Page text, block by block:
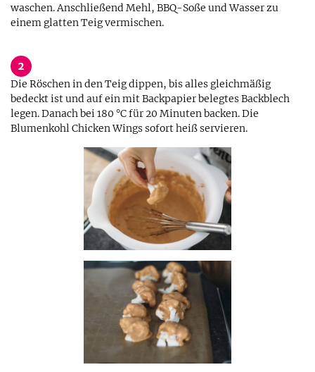
waschen. Anschließend Mehl, BBQ-Soße und Wasser zu
einem glatten Teig vermischen.
2
Die Röschen in den Teig dippen, bis alles gleichmäßig
bedeckt ist und auf ein mit Backpapier belegtes Backblech
legen. Danach bei 180 °C für 20 Minuten backen. Die
Blumenkohl Chicken Wings sofort heiß servieren.